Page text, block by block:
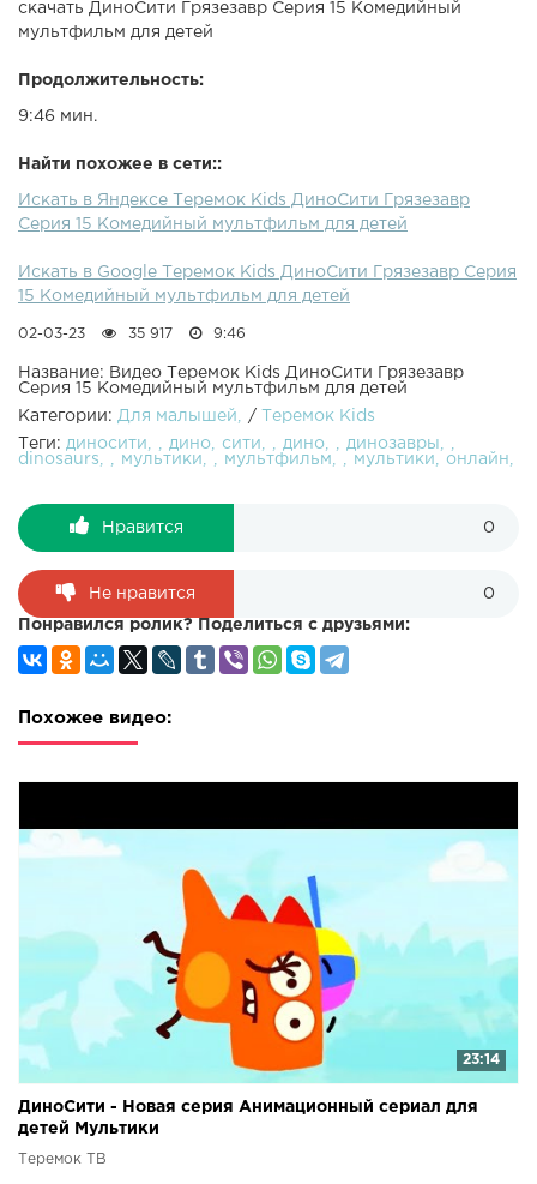
скачать ДиноСити Грязезавр Серия 15 Комедийный
мультфильм для детей
Продолжительность:
9:46 мин.
Найти похожее в сети::
Искать в Яндексе Теремок Kids ДиноСити Грязезавр
Серия 15 Комедийный мультфильм для детей
Искать в Google Теремок Kids ДиноСити Грязезавр Серия
15 Комедийный мультфильм для детей
02-03-23 35 917 9:46
Название: Видео Теремок Kids ДиноСити Грязезавр
Серия 15 Комедийный мультфильм для детей
Категории: Для малышей /
Теремок Kids
Теги: диносити дино сити дино
динозавры
dinosaurs
мультики мультфильм мультики онлайн
Нравится 0
Не нравится 0
Понравился ролик? Поделиться с друзьями:
Похожее видео:
23:14
ДиноСити - Новая серия Анимационный сериал для
детей Мультики
Теремок ТВ